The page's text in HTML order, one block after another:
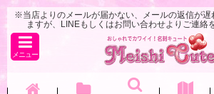
※当店よりのメールが届かない、メールの返信が遅
ますが、LINEもしくはお問い合わせよりご連絡
メニュー